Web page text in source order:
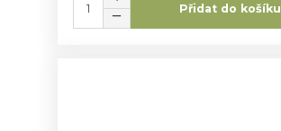
Přidat do košíku